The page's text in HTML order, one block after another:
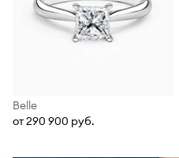
Belle
от 290 900 руб.